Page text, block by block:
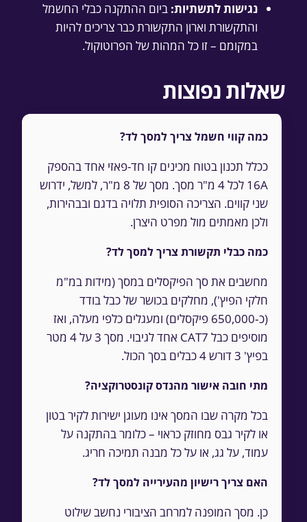
נגישות לתשתיות: ביום ההתקנה כבלי החשמל
והתקשורת וארון התקשורת כבר צריכים להיות
במקומם – זו כל המהות של הפרוטוקול.
שאלות נפוצות
כמה קווי חשמל צריך למסך לד?
ככלל תכנון בטוח מכינים קו חד-פאזי אחד בהספק
16A לכל 4 מ"ר מסך. מסך של 8 מ"ר, למשל, ידרוש
שני קווים. הצריכה הסופית תלויה בדגם ובבהירות,
ולכן מאמתים מול מפרט היצרן.
כמה כבלי תקשורת צריך למסך לד?
מחשבים את סך הפיקסלים במסך (מידות במ"מ
חלקי הפיץ'), מחלקים בכושר של כבל בודד
(כ‑650,000 פיקסלים) ומעגלים כלפי מעלה, ואז
מוסיפים כבל CAT7 אחד לגיבוי. מסך 3 על 4 מטר
בפיץ' 3 דורש 4 כבלים בסך הכול.
מתי חובה אישור מהנדס קונסטרוקציה?
בכל מקרה שבו המסך אינו מעוגן ישירות לקיר בטון
או לקיר גבס מחוזק כראוי – כלומר בהתקנה על
עמוד, על גג, או על כל מבנה תמיכה חריג.
האם צריך רישיון מהעירייה למסך לד?
כן. מסך המופנה למרחב הציבורי נחשב שילוט